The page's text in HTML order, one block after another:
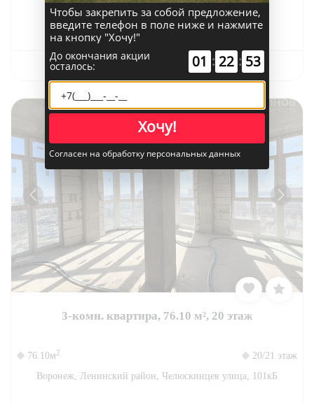
15 200 000
Связаться с риелтором
3-комн. квартира, 76.10 м², 20 этаж
76.10м2
20/21 этаж
Воронеж, Ленинский район, Челюскинцев улица, 101кБ
Чтобы закрепить за собой предложение,
введите телефон в поле ниже и нажмите
на кнопку "Хочу!"
До окончания акции
осталось: 01 : 22 : 50
Хочу!
Согласен на обработку персональных данных